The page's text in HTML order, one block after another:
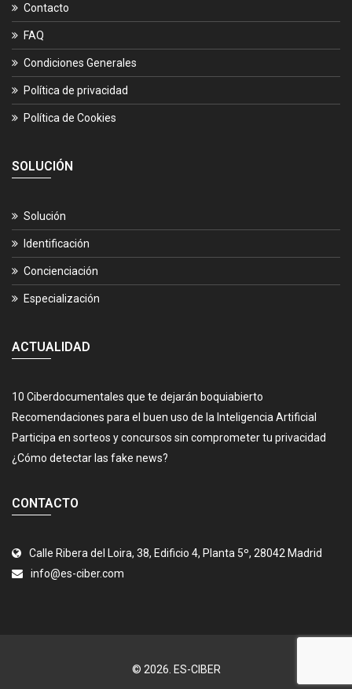
Contacto
FAQ
Condiciones Generales
Política de privacidad
Política de Cookies
SOLUCIÓN
Solución
Identificación
Concienciación
Especialización
ACTUALIDAD
10 Ciberdocumentales que te dejarán boquiabierto
Recomendaciones para el buen uso de la Inteligencia Artificial
Participa en sorteos y concursos sin comprometer tu privacidad
¿Cómo detectar las fake news?
CONTACTO
Calle Ribera del Loira, 38, Edificio 4, Planta 5º, 28042 Madrid
info@es-ciber.com
© 2026. ES-CIBER